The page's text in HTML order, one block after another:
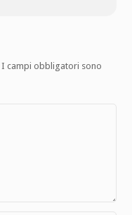
I campi obbligatori sono